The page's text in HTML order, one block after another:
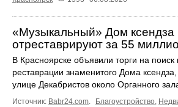
«Музыкальный» Дом ксендза
отреставрируют за 55
В Красноярске объявили торги на поиск
реставрации знаменитого Дома
улице Декабристов около Органного
Источник: Babr24.com. Благоустройство,